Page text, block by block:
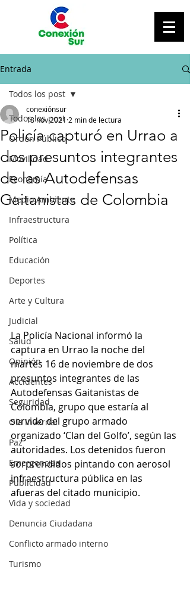
Entrada
Todos los post
Orden Público
Movilidad
Economía
Medio Ambiente
Infraestructura
Política
Educación
Deportes
Arte y Cultura
Judicial
Salud
Opinión
Accidentes
Seguridad
Ola Invernal
Paz
Emergencias
Publicidad
Vida y sociedad
Denuncia Ciudadana
Conflicto armado interno
Turismo
Todos los post
Policía capturó en Urrao a
dos presuntos integrantes
de las Autodefensas
Gaitanistas de Colombia
conexiónsur
18 nov 2021 2 min de lectura
La Policía Nacional informó la
captura en Urrao la noche del
martes 16 de noviembre de dos
presuntos integrantes de las
Autodefensas Gaitanistas de
Colombia, grupo que estaría al
servido del grupo armado
organizado ‘Clan del Golfo’, según las
autoridades. Los detenidos fueron
sorprendidos pintando con aerosol
infraestructura pública en las
afueras del citado municipio.